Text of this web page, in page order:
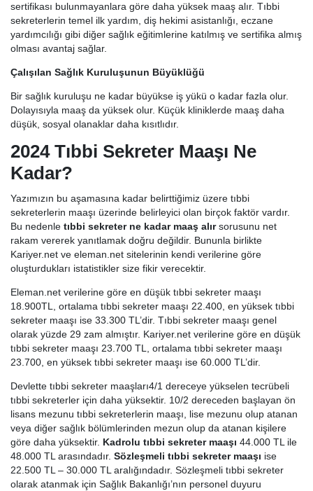
sertifikası bulunmayanlara göre daha yüksek maaş alır. Tıbbi
sekreterlerin temel ilk yardım, diş hekimi asistanlığı, eczane
yardımcılığı gibi diğer sağlık eğitimlerine katılmış ve sertifika almış
olması avantaj sağlar.
Çalışılan Sağlık Kuruluşunun Büyüklüğü
Bir sağlık kuruluşu ne kadar büyükse iş yükü o kadar fazla olur.
Dolayısıyla maaş da yüksek olur. Küçük kliniklerde maaş daha
düşük, sosyal olanaklar daha kısıtlıdır.
2024 Tıbbi Sekreter Maaşı Ne
Kadar?
Yazımızın bu aşamasına kadar belirttiğimiz üzere tıbbi
sekreterlerin maaşı üzerinde belirleyici olan birçok faktör vardır.
Bu nedenle tıbbi sekreter ne kadar maaş alırsorusunu net
rakam vererek yanıtlamak doğru değildir. Bununla birlikte
Kariyer.net ve eleman.net sitelerinin kendi verilerine göre
oluşturdukları istatistikler size fikir verecektir.
Eleman.net verilerine göre en düşük tıbbi sekreter maaşı
18.900TL, ortalama tıbbi sekreter maaşı 22.400, en yüksek tıbbi
sekreter maaşı ise 33.300 TL’dir. Tıbbi sekreter maaşı genel
olarak yüzde 29 zam almıştır. Kariyer.net verilerine göre en düşük
tıbbi sekreter maaşı 23.700 TL, ortalama tıbbi sekreter maaşı
23.700, en yüksek tıbbi sekreter maaşı ise 60.000 TL’dir.
Devlette tıbbi sekreter maaşları4/1 dereceye yükselen tecrübeli
tıbbi sekreterler için daha yüksektir. 10/2 dereceden başlayan ön
lisans mezunu tıbbi sekreterlerin maaşı, lise mezunu olup atanan
veya diğer sağlık bölümlerinden mezun olup da atanan kişilere
göre daha yüksektir. Kadrolu tıbbi sekreter maaşı 44.000 TL ile
48.000 TL arasındadır. Sözleşmeli tıbbi sekreter maaşı ise
22.500 TL – 30.000 TL aralığındadır. Sözleşmeli tıbbi sekreter
olarak atanmak için Sağlık Bakanlığı’nın personel duyuru